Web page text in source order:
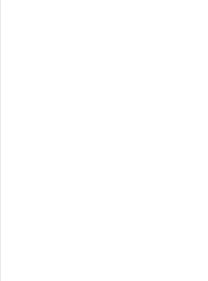
https://
https://